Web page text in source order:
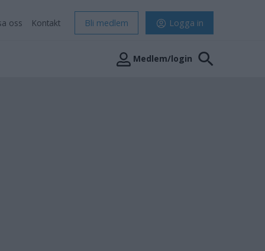
oss Kontakt Bli medlem Logga in
Medlem/login